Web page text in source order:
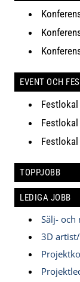
EVENT OCH
TOPPJOBB
LEDIGA JOBB
Sälj- och
3D